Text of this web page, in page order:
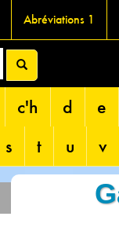
Abréviations 1
c'h d
e
s t u v